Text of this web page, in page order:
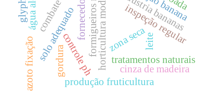
zona seca
inspeção regular
controle phhorticultura moderna
produção fruticultura
indústria bananas
solo adequado tratamentos naturais
azoto fixação
fornecedor
gordura
leite
cinza de madeira